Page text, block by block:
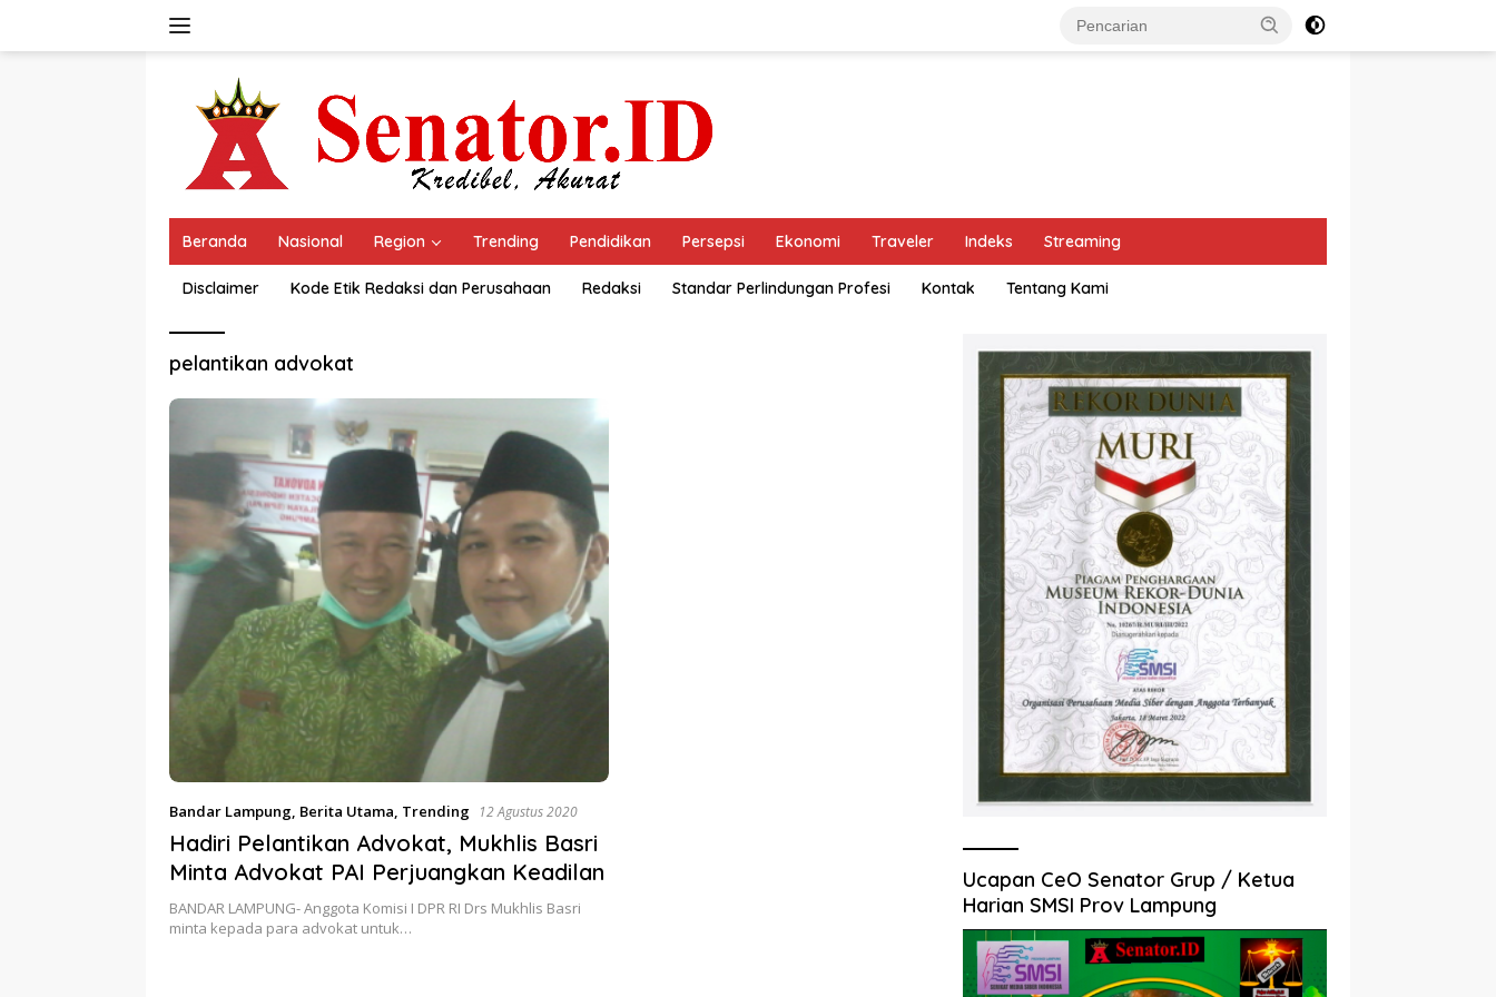
Beranda Nasional Region Trending Pendidikan Persepsi Ekonomi Traveler Indeks Streaming
Disclaimer Kode Etik Redaksi dan Perusahaan Redaksi Standar Perlindungan Profesi Kontak Tentang Kami
pelantikan advokat
Bandar Lampung, Berita Utama, Trending 12 Agustus 2020
Hadiri Pelantikan Advokat, Mukhlis Basri
Minta Advokat PAI Perjuangkan Keadilan
BANDAR LAMPUNG- Anggota Komisi I DPR RI Drs Mukhlis Basri
minta kepada para advokat untuk…
Ucapan CeO Senator Grup / Ketua
Harian SMSI Prov Lampung